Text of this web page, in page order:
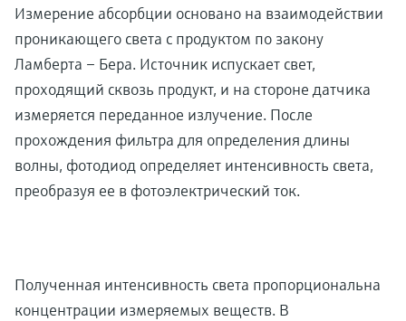
Измерение абсорбции основано на взаимодействии
проникающего света с продуктом по закону
Ламберта – Бера. Источник испускает свет,
проходящий сквозь продукт, и на стороне датчика
измеряется переданное излучение. После
прохождения фильтра для определения длины
волны, фотодиод определяет интенсивность света,
преобразуя ее в фотоэлектрический ток.
Полученная интенсивность света пропорциональна
концентрации измеряемых веществ. В